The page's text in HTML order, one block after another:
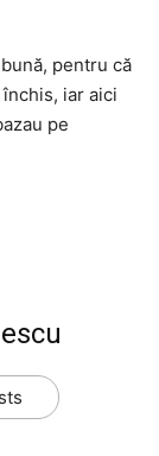
pentru că
iar aici
pe